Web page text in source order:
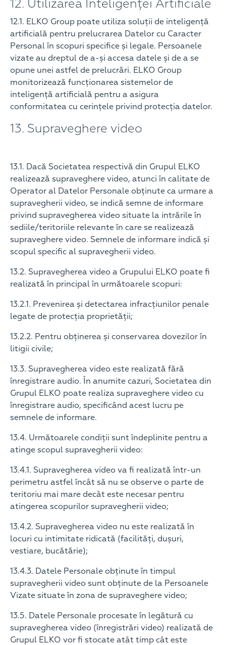
12. Utilizarea Inteligenței Artificiale
12.1. ELKO Group poate utiliza soluții de inteligență
artificială pentru prelucrarea Datelor cu Caracter
Personal în scopuri specifice și legale. Persoanele
vizate au dreptul de a-și accesa datele și de a se
opune unei astfel de prelucrări. ELKO Group
monitorizează funcționarea sistemelor de
inteligență artificială pentru a asigura
conformitatea cu cerințele privind protecția datelor.
13. Supraveghere video
13.1. Dacă Societatea respectivă din Grupul ELKO
realizează supraveghere video, atunci în calitate de
Operator al Datelor Personale obținute ca urmare a
supravegherii video, se indică semne de informare
privind supravegherea video situate la intrările în
sediile/teritoriile relevante în care se realizează
supraveghere video. Semnele de informare indică și
scopul specific al supravegherii video.
13.2. Supravegherea video a Grupului ELKO poate fi
realizată în principal în următoarele scopuri:
13.2.1. Prevenirea și detectarea infracțiunilor penale
legate de protecția proprietății;
13.2.2. Pentru obținerea și conservarea dovezilor în
litigii civile;
13.3. Supravegherea video este realizată fără
înregistrare audio. În anumite cazuri, Societatea din
Grupul ELKO poate realiza supraveghere video cu
înregistrare audio, specificând acest lucru pe
semnele de informare.
13.4. Următoarele condiții sunt îndeplinite pentru a
atinge scopul supravegherii video:
13.4.1. Supravegherea video va fi realizată într-un
perimetru astfel încât să nu se observe o parte de
teritoriu mai mare decât este necesar pentru
atingerea scopurilor supravegherii video;
13.4.2. Supravegherea video nu este realizată în
locuri cu intimitate ridicată (facilități, dușuri,
vestiare, bucătărie);
13.4.3. Datele Personale obținute în timpul
supravegherii video sunt obținute de la Persoanele
Vizate situate în zona de supraveghere video;
13.5. Datele Personale procesate în legătură cu
supravegherea video (înregistrări video) realizată de
Grupul ELKO vor fi stocate atât timp cât este